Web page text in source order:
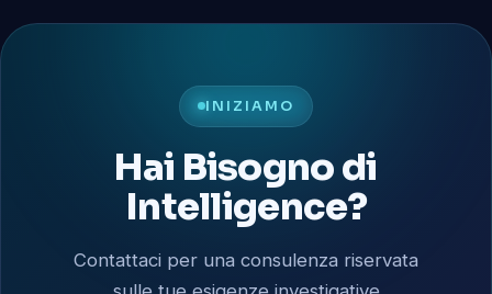
INIZIAMO
Hai Bisogno di
Intelligence?
Contattaci per una consulenza riservata